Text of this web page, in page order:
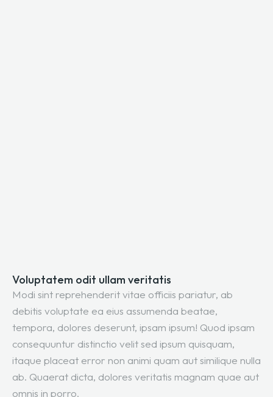
Voluptatem odit ullam veritatis
Modi sint reprehenderit vitae officiis pariatur, ab
debitis voluptate ea eius assumenda beatae,
tempora, dolores deserunt, ipsam ipsum! Quod ipsam
consequuntur distinctio velit sed ipsum quisquam,
itaque placeat error non animi quam aut similique nulla
ab. Quaerat dicta, dolores veritatis magnam quae aut
omnis in porro.